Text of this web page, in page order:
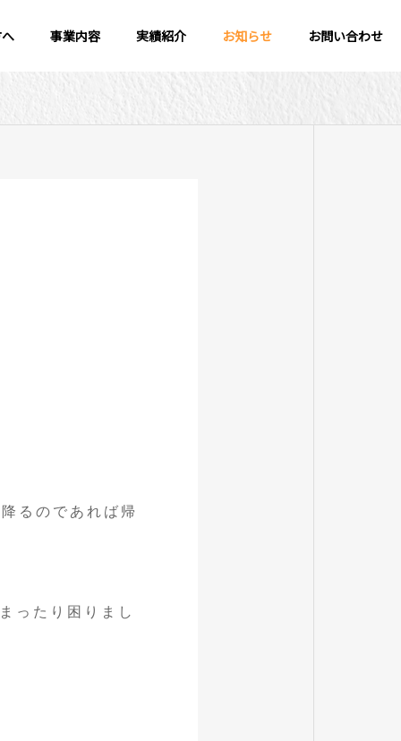
事業内容 実績紹介 お知らせ お問い合わせ
るのであれば帰
ったり困りまし